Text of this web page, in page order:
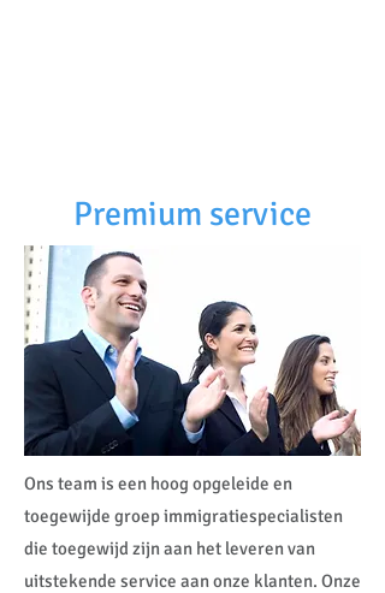
Premium service
Ons team is een hoog opgeleide en
toegewijde groep immigratiespecialisten
die toegewijd zijn aan het leveren van
uitstekende service aan onze klanten. Onze